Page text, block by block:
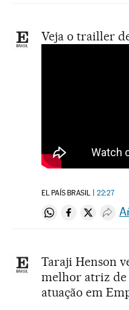
Veja o trailler
EL PAÍS BRASIL 22:27
Compartir en
Compartir
Taraji Henson
melhor atriz de
atuação em